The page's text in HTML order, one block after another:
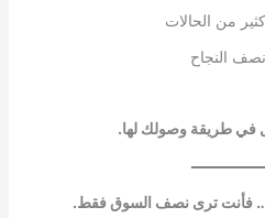
طريقة وصولك لها.
فأنت ترى نصف السوق فقط.